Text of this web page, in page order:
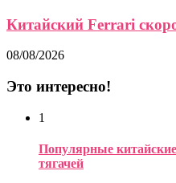
Китайский Ferrari
08/08/2026
Это интересно!
1
Популярные
тягачей